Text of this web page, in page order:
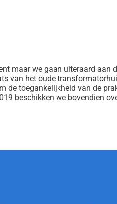
maar we gaan uiteraard aan
van het oude
de toegankelijkheid van de
beschikken we bovendien